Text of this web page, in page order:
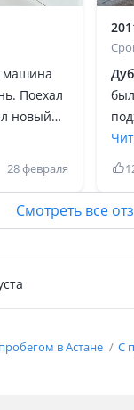
машина
Поехал
новый
потом
по
шанс.
сел
кредит
никому
28 февраля
Смотреть все
в Астане
С